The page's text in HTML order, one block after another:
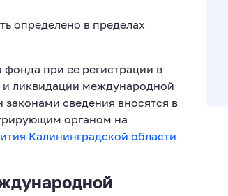
определено в пределах
при ее регистрации в
ликвидации международной
сведения вносятся в
органом на
Калининградской области